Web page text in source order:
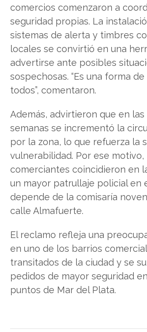
comercios comenzaron a
seguridad propias. La
sistemas de alerta y timbres
locales se convirtió en una
advertirse ante posibles
sospechosas. “Es una forma
todos”, comentaron.
Además, advirtieron que en las
semanas se incrementó la
por la zona, lo que refuerza la
vulnerabilidad. Por ese motivo,
comerciantes coincidieron en
un mayor patrullaje policial en
depende de la comisaría
calle Almafuerte.
El reclamo refleja una
en uno de los barrios
transitados de la ciudad y se
pedidos de mayor seguridad
puntos de Mar del Plata.